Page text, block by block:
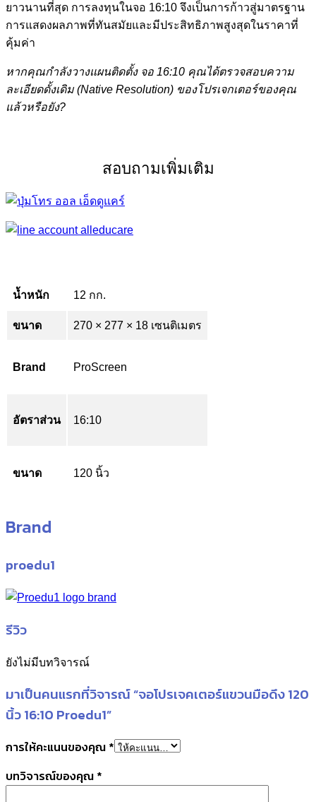
ยาวนานที่สุด การลงทุนในจอ 16:10 จึงเป็นการก้าวสู่มาตรฐาน
การแสดงผลภาพที่ทันสมัยและมีประสิทธิภาพสูงสุดในราคาที่
คุ้มค่า
หากคุณกำลังวางแผนติดตั้ง จอ 16:10 คุณได้ตรวจสอบความ
ละเอียดดั้งเดิม (Native Resolution) ของโปรเจกเตอร์ของคุณ
แล้วหรือยัง?
สอบถามเพิ่มเติม
น้ำหนัก 12 กก.
ขนาด 270 × 277 × 18 เซนติเมตร
Brand ProScreen
อัตราส่วน 16:10
ขนาด 120 นิ้ว
Brand
proedu1
รีวิว
ยังไม่มีบทวิจารณ์
มาเป็นคนแรกที่วิจารณ์ “จอโปรเจคเตอร์แขวนมือดึง 120
นิ้ว 16:10 Proedu1”
การให้คะแนนของคุณ *
บทวิจารณ์ของคุณ *